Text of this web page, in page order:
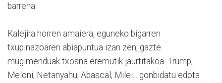
barrena.
Kalejira horren amaiera, eguneko bigarren
txupinazoaren abiapuntua izan zen, gazte
mugimenduak txosna eremutik jaurtitakoa. Trump,
Meloni, Netanyahu, Abascal, Milei... gonbidatu edota